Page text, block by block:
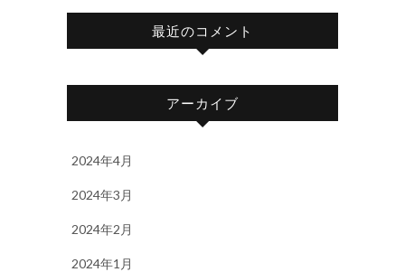
最近のコメント
アーカイブ
2024年4月
2024年3月
2024年2月
2024年1月